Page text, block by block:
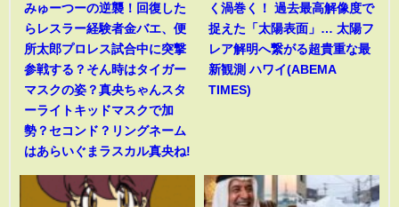
みゅーつーの逆襲！回復した
らレスラー経験者金バエ、便
所太郎プロレス試合中に突撃
参戦する？そん時はタイガー
マスクの姿？真央ちゃんスタ
ーライトキッドマスクで加
勢？セコンド？リングネーム
はあらいぐまラスカル真央ね!
く渦巻く！ 過去最高解像度で
捉えた「太陽表面」… 太陽フ
レア解明へ繋がる超貴重な最
新観測 ハワイ(ABEMA
TIMES)